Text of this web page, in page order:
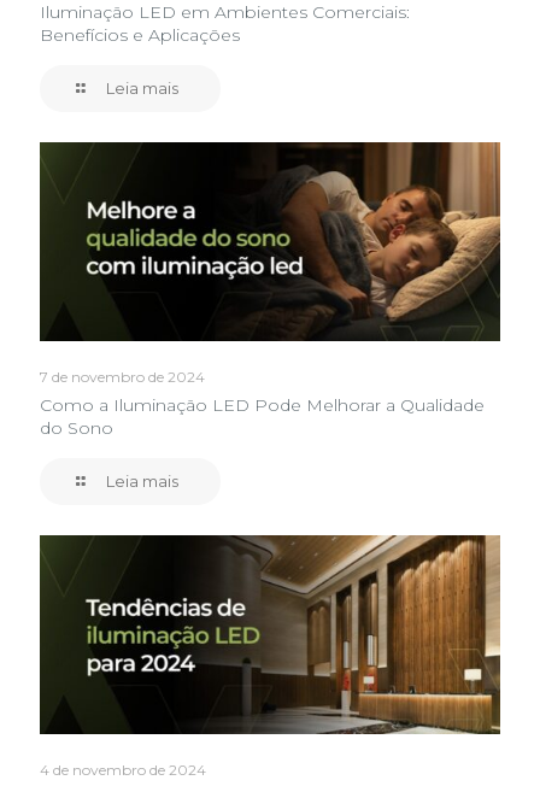
Iluminação LED em Ambientes Comerciais:
Benefícios e Aplicações
Leia mais
7 de novembro de 2024
Como a Iluminação LED Pode Melhorar a Qualidade
do Sono
Leia mais
4 de novembro de 2024